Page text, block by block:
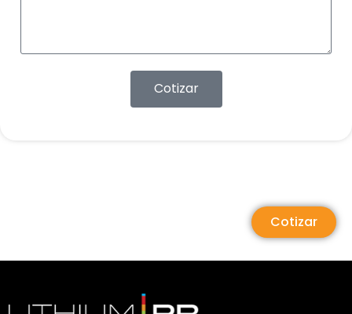
Cotizar
Cotizar